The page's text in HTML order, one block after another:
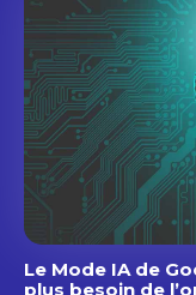
Le Mode IA de
plus besoin de